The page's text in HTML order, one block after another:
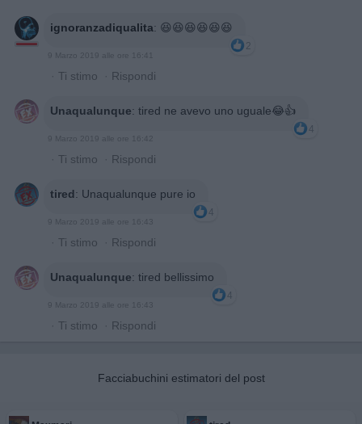
ignoranzadiqualita: 😆😆😆😆😆😆
2
9 Marzo 2019 alle ore 16:41
· Ti stimo · Rispondi
Unaqualunque: tired ne avevo uno uguale😂👍
4
9 Marzo 2019 alle ore 16:42
· Ti stimo · Rispondi
tired: Unaqualunque pure io
4
9 Marzo 2019 alle ore 16:43
· Ti stimo · Rispondi
Unaqualunque: tired bellissimo
4
9 Marzo 2019 alle ore 16:43
· Ti stimo · Rispondi
Facciabuchini estimatori del post